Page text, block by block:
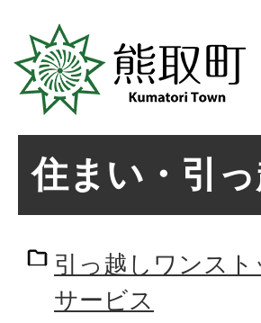
住まい・引
引っ越しワンスト
サービス